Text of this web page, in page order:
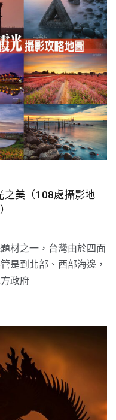
之美（108處攝影地
材之一，台灣由於四面
是到北部、西部海邊，
政府